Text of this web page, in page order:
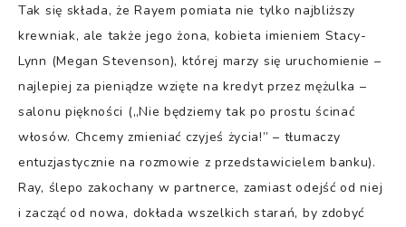
Tak się składa, że Rayem pomiata nie tylko najbliższy
krewniak, ale także jego żona, kobieta imieniem Stacy-
Lynn (Megan Stevenson), której marzy się uruchomienie –
najlepiej za pieniądze wzięte na kredyt przez mężulka –
salonu piękności („Nie będziemy tak po prostu ścinać
włosów. Chcemy zmieniać czyjeś życia!” – tłumaczy
entuzjastycznie na rozmowie z przedstawicielem banku).
Ray, ślepo zakochany w partnerce, zamiast odejść od niej
i zacząć od nowa, dokłada wszelkich starań, by zdobyć